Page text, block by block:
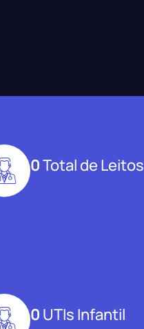
0Total de Leitos
0 UTIs Infantil